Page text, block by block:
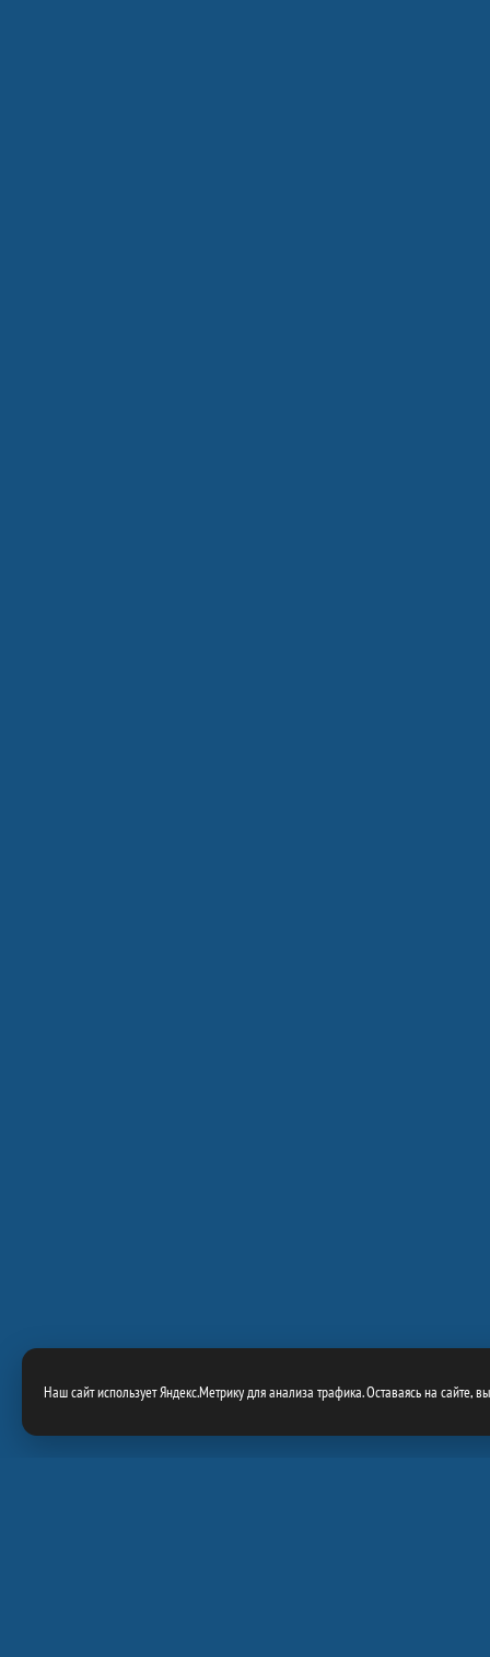
Наш сайт использует Яндекс.Метрику для анализа трафика. Оставаясь на сайте,